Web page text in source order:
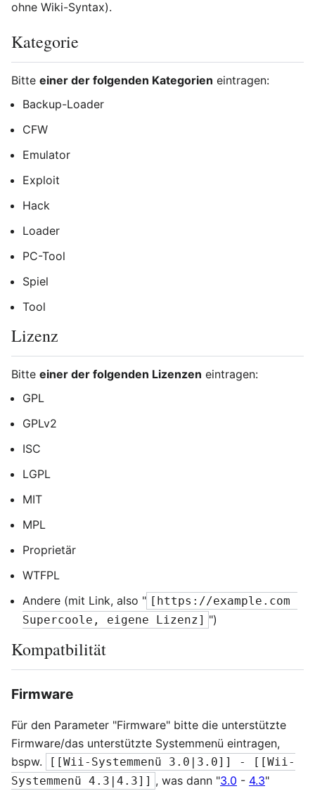
ohne Wiki-Syntax).
Kategorie
Bitte einer der folgenden Kategorien eintragen:
Backup-Loader
CFW
Emulator
Exploit
Hack
Loader
PC-Tool
Spiel
Tool
Lizenz
Bitte einer der folgenden Lizenzen eintragen:
GPL
GPLv2
ISC
LGPL
MIT
MPL
Proprietär
WTFPL
Andere (mit Link, also " [https://example.com
Supercoole, eigene Lizenz] ")
Kompatbilität
Firmware
Für den Parameter "Firmware" bitte die unterstützte
Firmware/das unterstützte Systemmenü eintragen,
bspw.
[[Wii-Systemmenü 3.0|3.0]] - [[Wii-
Systemmenü 4.3|4.3]] , was dann "3.0 - 4.3"